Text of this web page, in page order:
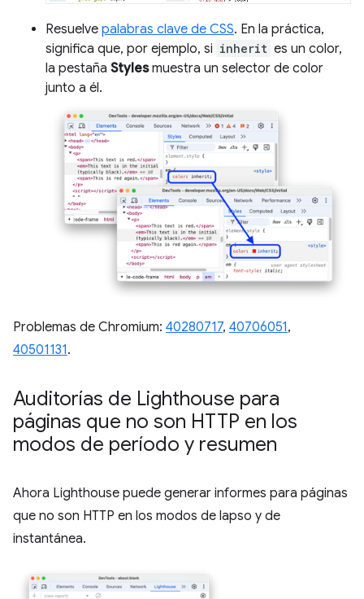
Resuelve palabras clave de CSS. En la práctica,
significa que, por ejemplo, si inherit es un color,
la pestaña Stylesmuestra un selector de color
junto a él.
Problemas de Chromium: 40280717, 40706051,
40501131.
Auditorías de Lighthouse para
páginas que no son HTTP en los
modos de período y resumen
Ahora Lighthouse puede generar informes para páginas
que no son HTTP en los modos de lapso y de
instantánea.